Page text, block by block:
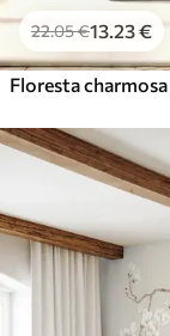
22.05€13 .23€
Floresta charmosa